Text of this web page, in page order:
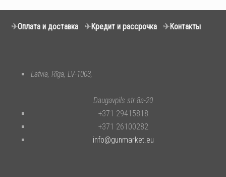
✈Оплата и доставка ✈Кредит и рассрочка ✈Контакты
Latvia, Rīga, LV-1003,
Daugavpils str.8a-20
+371 29415818
+371 26100282
info@gunmarket.eu